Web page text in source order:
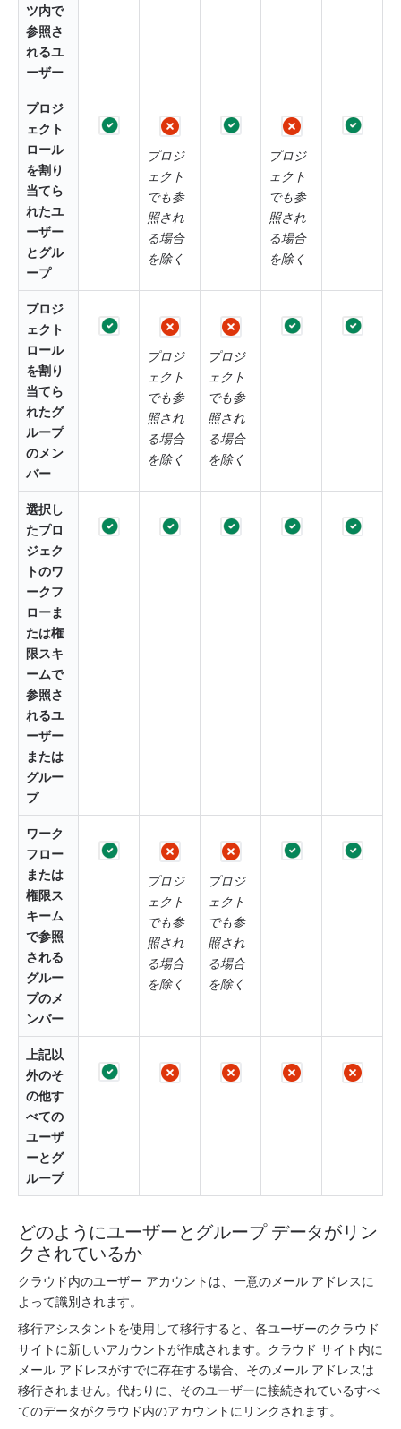
ツ内で
参照さ
れるユ
ーザー
プロジ
ェクト
ロール
を割り
当てら
れたユ
ーザー
とグル
ープ
プロジ
ェクト
でも参
照され
る場合
を除く
プロジ
ェクト
でも参
照され
る場合
を除く
プロジ
ェクト
ロール
を割り
当てら
れたグ
ループ
のメン
バー
プロジ
ェクト
でも参
照され
る場合
を除く
プロジ
ェクト
でも参
照され
る場合
を除く
選択し
たプロ
ジェク
トのワ
ークフ
ローま
たは権
限スキ
ームで
参照さ
れるユ
ーザー
または
グルー
プ
ワーク
フロー
または
権限ス
キーム
で参照
される
グルー
プのメ
ンバー
プロジ
ェクト
でも参
照され
る場合
を除く
プロジ
ェクト
でも参
照され
る場合
を除く
上記以
外のそ
の他す
べての
ユーザ
ーとグ
ループ
どのようにユーザーとグループ データがリン
クされているか
クラウド内のユーザー アカウントは、一意のメール アドレスに
よって識別されます。
移行アシスタントを使用して移行すると、各ユーザーのクラウド
サイトに新しいアカウントが作成されます。クラウド サイト内に
メール アドレスがすでに存在する場合、そのメール アドレスは
移行されません。代わりに、そのユーザーに接続されているすべ
てのデータがクラウド内のアカウントにリンクされます。